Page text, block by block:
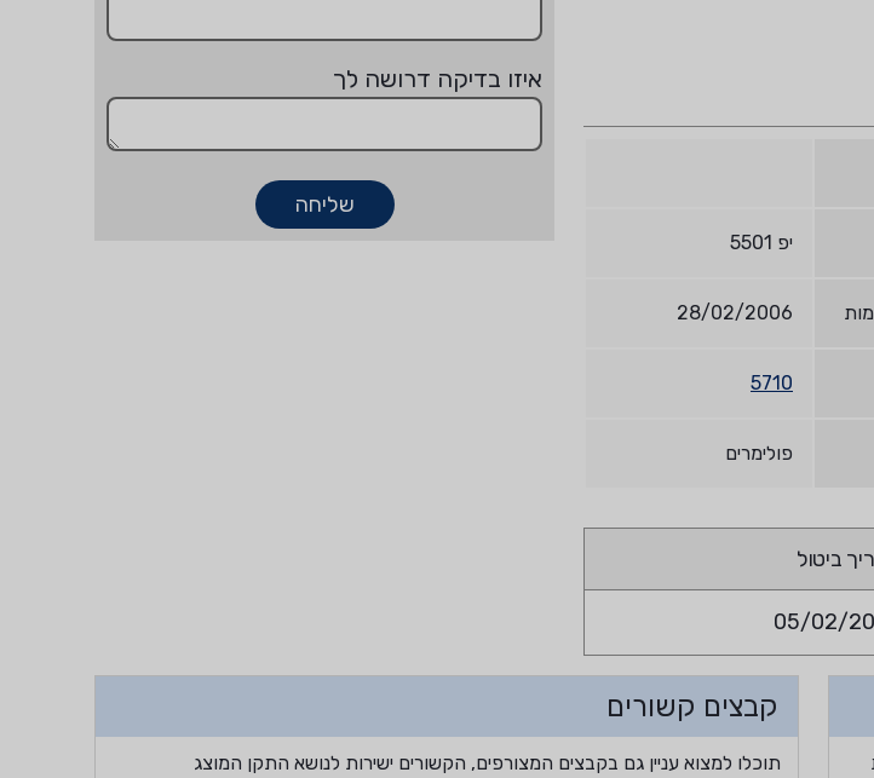
יפ 5501
28/02/2006
5710
פולימרים
ביטול
05/02/
איזו בדיקה דרושה לך
שליחה
קבצים קשורים
תוכלו למצוא עניין גם בקבצים המצורפים, הקשורים ישירות לנושא התקן המוצג